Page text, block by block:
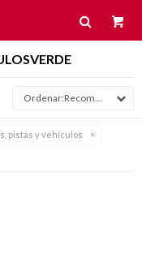
Recomendados
pistas y vehículos